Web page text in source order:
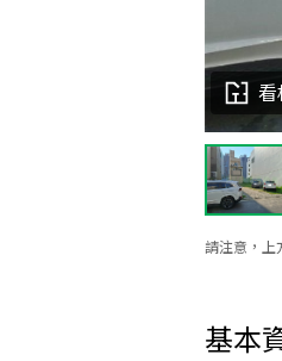
請注意，上
看
基本